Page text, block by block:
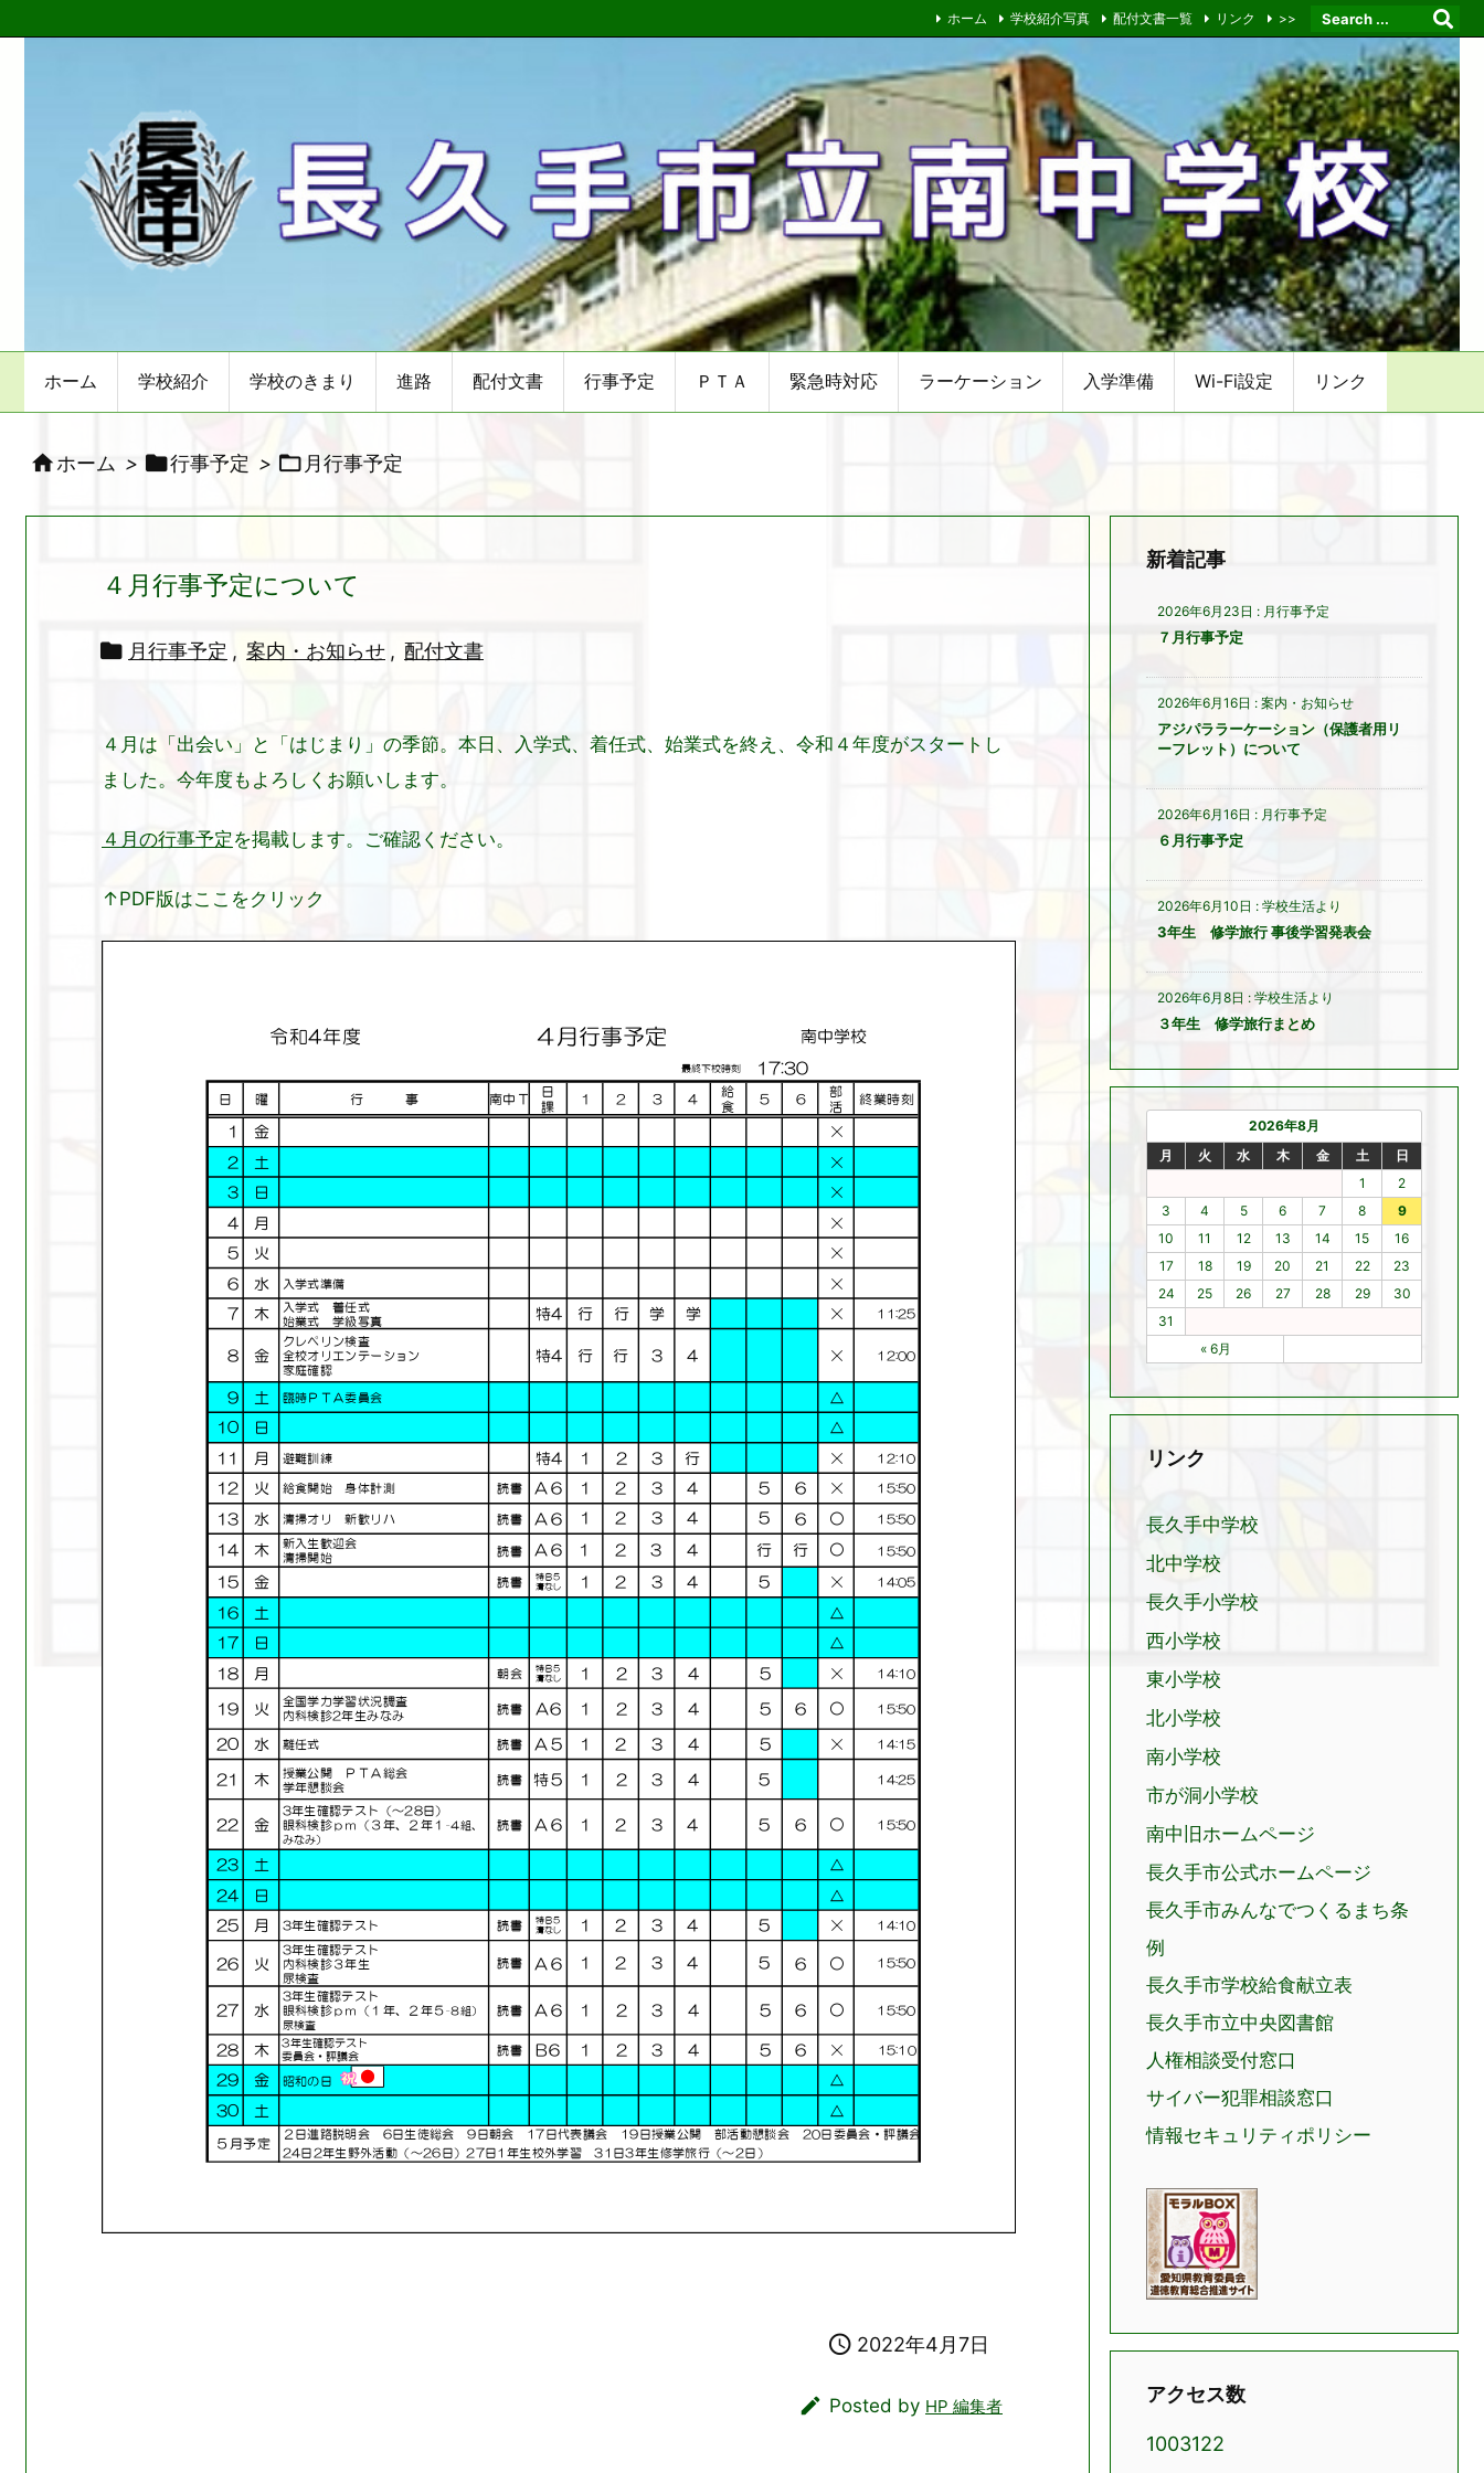
ホーム 学校紹介 学校のきまり 進路 配付文書 行事予定 ＰＴＡ 緊急時対応 ラーケーション 入学準備 Wi-Fi設定 リンク
ホーム 学校紹介写真 配付文書一覧 リンク >>
ホーム > 行事予定 >  月行事予定
４月行事予定について
 月行事予定 , 案内・お知らせ , 配付文書
４月は「出会い」と「はじまり」の季節。本日、入学式、着任式、始業式を終え、令和４年度がスタートし
ました。今年度もよろしくお願いします。
４月の行事予定を掲載します。ご確認ください。
↑PDF版はここをクリック
 2022年4月7日
 Posted by HP 編集者
新着記事
2026年6月23日 : 月行事予定
７月行事予定
2026年6月16日 : 案内・お知らせ
アジパララーケーション（保護者用リ
ーフレット）について
2026年6月16日 : 月行事予定
６月行事予定
2026年6月10日 : 学校生活より
3年生 修学旅行 事後学習発表会
2026年6月8日 : 学校生活より
３年生 修学旅行まとめ
2026年8月
月
火 水 木 金 土
日
1
2
3
4 5 6 7 8
9
10
11 12 13 14 15
16
17
18 19 20 21 22
23
24
25 26 27 28 29
30
31
« 6月
リンク
長久手中学校
北中学校
長久手小学校
西小学校
東小学校
北小学校
南小学校
市が洞小学校
南中旧ホームページ
長久手市公式ホームページ
長久手市みんなでつくるまち条
例
長久手市学校給食献立表
長久手市立中央図書館
人権相談受付窓口
サイバー犯罪相談窓口
情報セキュリティポリシー
アクセス数
1003122